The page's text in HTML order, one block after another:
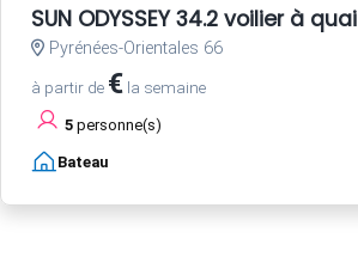
SUN ODYSSEY 34.2 voilier à quai
Pyrénées-Orientales 66
à partir de € la semaine
5 personne(s)
Bateau